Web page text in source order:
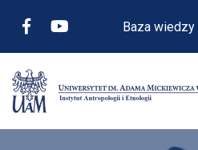
Baza wiedzy